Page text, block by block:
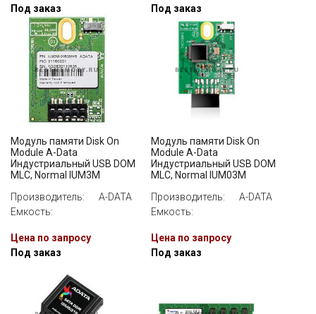
Под заказ Под заказ
Модуль памяти Disk On
Module A-Data
Индустриальный USB DOM
MLC, Normal IUM3M
Производитель:
A-DATA
Емкость:
Цена по запросу
Под заказ
Модуль памяти Disk On
Module A-Data
Индустриальный USB DOM
MLC, Normal IUM03M
Производитель:
A-DATA
Емкость:
Цена по запросу
Под заказ